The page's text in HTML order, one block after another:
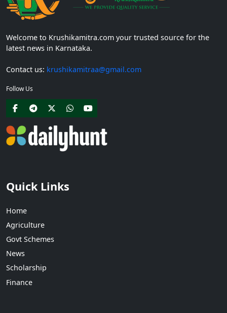
Welcome to Krushikamitra.com your trusted source for the
latest news in Karnataka.
Contact us: krushikamitraa@gmail.com
Follow Us
Quick Links
Home
Agriculture
Govt Schemes
News
Scholarship
Finance